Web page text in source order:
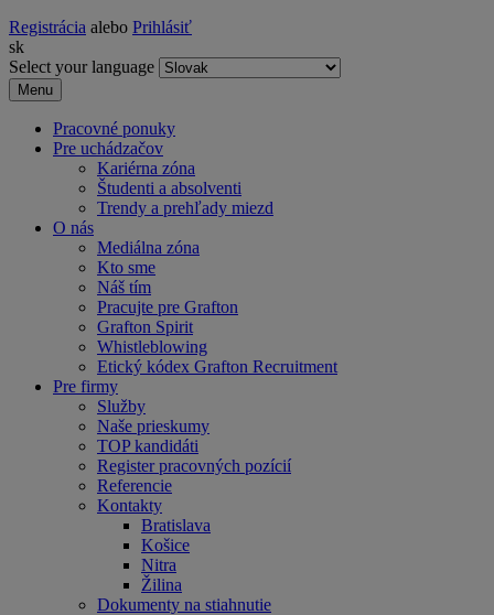
Registrácia alebo Prihlásiť
sk
Select your language
Menu
Pracovné ponuky
Pre uchádzačov
Kariérna zóna
Študenti a absolventi
Trendy a prehľady miezd
O nás
Mediálna zóna
Kto sme
Náš tím
Pracujte pre Grafton
Grafton Spirit
Whistleblowing
Etický kódex Grafton Recruitment
Pre firmy
Služby
Naše prieskumy
TOP kandidáti
Register pracovných pozícií
Referencie
Kontakty
Bratislava
Košice
Nitra
Žilina
Dokumenty na stiahnutie